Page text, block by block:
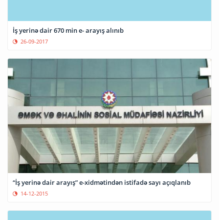
İş yerinə dair 670 min e- arayış alınıb
26-09-2017
“İş yerinə dair arayış” e-xidmətindən istifadə sayı açıqlanıb
14-12-2015